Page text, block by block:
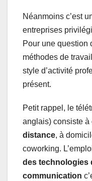
Néanmoins c’est
entreprises
Pour une question
méthodes de
style d’activité
présent.
Petit rappel, le
anglais) consiste à
distance, à
coworking.
des technologies
communication